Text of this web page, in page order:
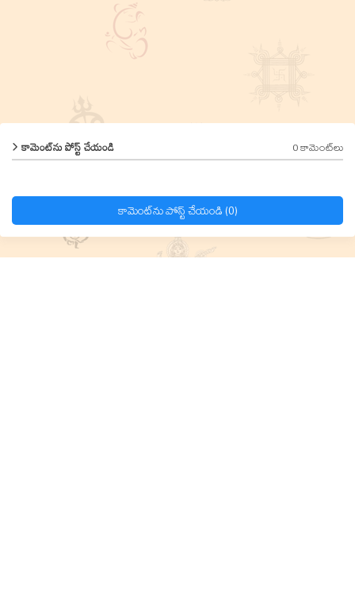
కామెంట్‌ను పోస్ట్ చేయండి 0 కామెంట్‌లు
కామెంట్‌ను పోస్ట్ చేయండి (0)